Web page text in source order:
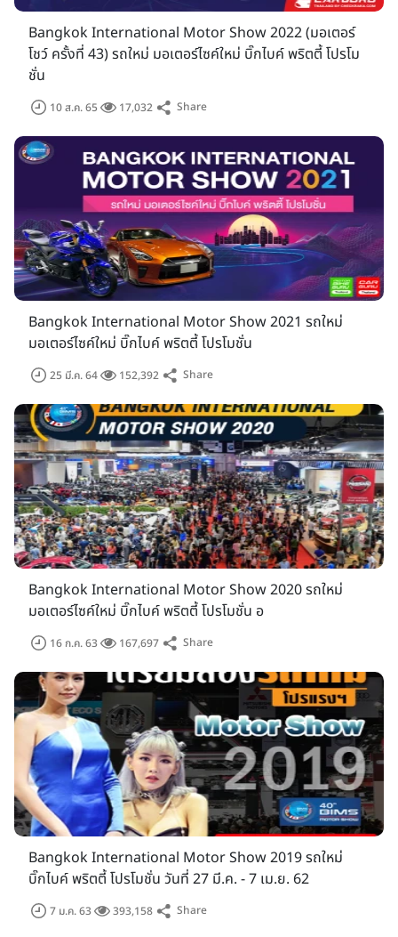
ด้านสถาบันการเงิน ในปี้นี้ก็มีหลายๆ ธนาคาร ที่พร้อมจะนำสินเชื่อมา
ให้บริการ ภายในงานบางกอก อินเตอร์เนชั่นแนล มอเตอร์โชว์ ครั้งที่
40 ด้วยโปรโมชั่นสุดพิเศษ ดอกเบี้ยสุดเร้าใจ
และเงื่อนไขที่ให้คุณ
เป็นเจ้าของรถคันใหม่ได้ง่ายขึ้น
กำหนดการจัดงาน
เหมือนเช่นเคยบัตรเข้างานยังคงจำหน่ายในราคาเดิมที่ 100 บาท
Bangkok International Motor Show 2022 (มอเตอร์
โชว์ ครั้งที่ 43) รถใหม่ มอเตอร์ไซค์ใหม่ บิ๊กไบค์ พริตตี้ โปรโม
ชั่น
10 ส.ค. 65 17,032 Share
Bangkok International Motor Show 2021 รถใหม่
มอเตอร์ไซค์ใหม่ บิ๊กไบค์ พริตตี้ โปรโมชั่น
25 มี.ค. 64 152,392 Share
Bangkok International Motor Show 2020 รถใหม่
มอเตอร์ไซค์ใหม่ บิ๊กไบค์ พริตตี้ โปรโมชั่น อ
16 ก.ค. 63 167,697 Share
Bangkok International Motor Show 2019 รถใหม่
บิ๊กไบค์ พริตตี้ โปรโมชั่น วันที่ 27 มี.ค. - 7 เม.ย. 62
7 ม.ค. 63 393,158 Share